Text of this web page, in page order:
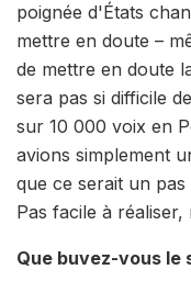
poignée d'États
mettre en doute –
de mettre en doute
sera pas si difficile
sur 10 000 voix en
avions simplement
que ce serait un
Pas facile à réaliser,
Que buvez-vous le